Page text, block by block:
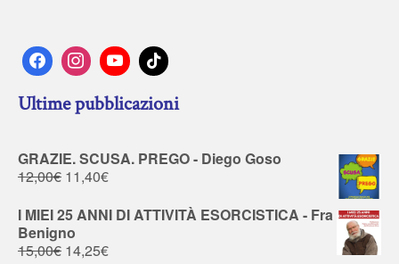
Ultime pubblicazioni
GRAZIE. SCUSA. PREGO - Diego Goso
12,00€ 11,40€
I MIEI 25 ANNI DI ATTIVITÀ ESORCISTICA - Fra
Benigno
15,00€ 14,25€